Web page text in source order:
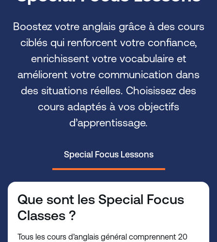
Boostez votre anglais grâce à des cours
ciblés qui renforcent votre confiance,
enrichissent votre vocabulaire et
améliorent votre communication dans
des situations réelles. Choisissez des
cours adaptés à vos objectifs
d’apprentissage.
Special Focus Lessons
Que sont les Special Focus
Classes ?
Tous les cours d’anglais général comprennent 20